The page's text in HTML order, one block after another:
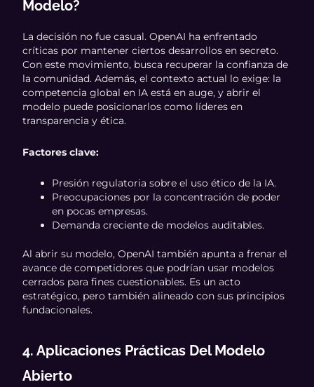
Modelo?
La decisión no fue casual. OpenAI ha enfrentado
críticas por mantener ciertos desarrollos en secreto.
Con este movimiento, busca recuperar la confianza de
la comunidad. Además, el contexto actual lo exige: la
competencia global en IA está en auge, y abrir el
modelo puede posicionarlos como líderes en
transparencia y ética.
Factores clave:
Presión regulatoria sobre el uso ético de la IA.
Preocupaciones por la concentración de poder
en pocas empresas.
Demanda creciente de modelos auditables.
Al abrir su modelo, OpenAI también apunta a frenar el
avance de competidores que podrían usar modelos
cerrados para fines cuestionables. Es un acto
estratégico, pero también alineado con sus principios
fundacionales.
4. Aplicaciones Prácticas Del Modelo
Abierto